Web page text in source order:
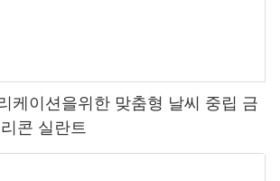
케이션을위한 맞춤형 날씨 중립 금
콘 실란트